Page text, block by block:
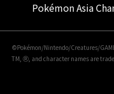
Pokémon Asia
©Pokémon/Nintendo/Creatures/
TM, Ⓡ, and character names are